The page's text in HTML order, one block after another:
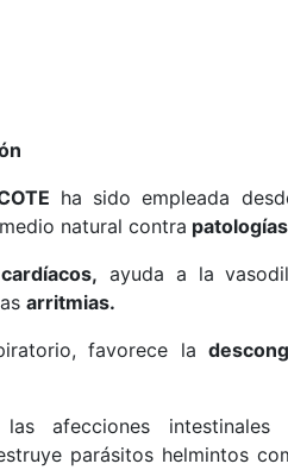
ha sido empleada
natural contra
ayuda a la
arritmias.
favorece la
afecciones
parásitos helmintos